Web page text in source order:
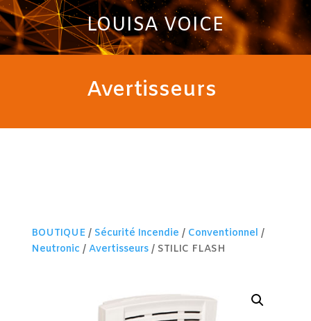
LOUISA VOICE
Avertisseurs
BOUTIQUE/ Sécurité Incendie / Conventionnel /
Neutronic / Avertisseurs/ STILIC FLASH